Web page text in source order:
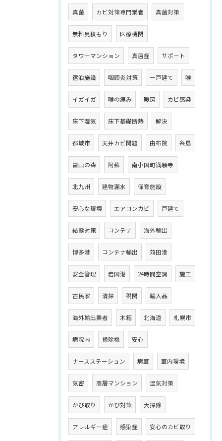
真菌 カビ対策専門業者 真菌対策
無料見積もり 医療機関
タワーマンション 真菌症 サポート
宿泊施設 咽頭炎対策 一戸建て 喉
イガイガ 喉の痛み 暖房 カビ感染
床下湿気 床下基礎断熱 解決
都城市 天井カビ問題 由布院 糸島
雷山の森 阿蘇 南小国町満願寺
北九州 建物漏水 保育施設
安心な環境 エアコンカビ 戸建て
結露対策 コンテナ 海外輸出
博多港 コンテナ輸出 苅田港
安全管理 岩国港 24時間空調 施工
古民家 清掃 税関 輸入品
海外輸出業者 木箱 北海道 札幌市
病院内 掃除機 安心
ナースステーション 病室 室内環境
気密 高層マンション 湿気対策
かび取り かび対策 大掃除
アレルギー症 感染症 安心のカビ取り